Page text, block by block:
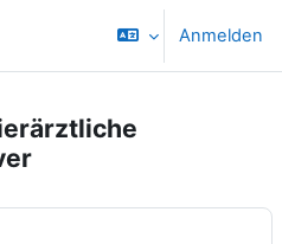
Anmelden